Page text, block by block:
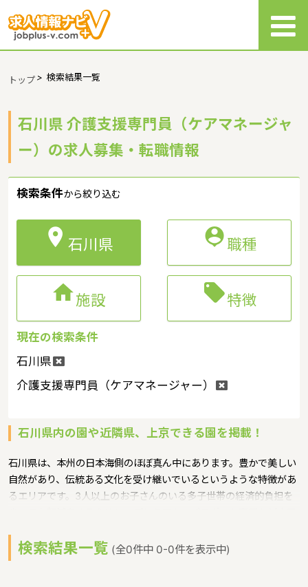
トップ> 検索結果一覧
石川県 介護支援専門員（ケアマネージャ
ー）の求人募集・転職情報
検索条件から絞り込む
石川県 職種
施設 特徴
現在の検索条件
石川県
介護支援専門員（ケアマネージャー）
石川県内の園や近隣県、上京できる園を掲載！
石川県は、本州の日本海側のほぼ真ん中にあります。豊かで美しい
自然があり、伝統ある文化を受け継いでいるというような特徴があ
るエリアです。3人以上のお子さんのいる多子世帯の経済的負担を
時に2人以上保育所等に入所している場合に2人目が半額、3人目以
降が無料とされているわけでありますが、県では、それをさらに、
検索結果一覧 (全0件中 0-0件を表示中)